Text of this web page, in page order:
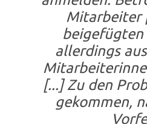
Mitarbeiter
beigefügten
allerdings
[...] Zu den
gekommen,